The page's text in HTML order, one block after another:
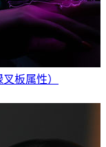
板属性）